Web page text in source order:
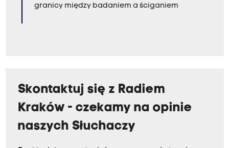
granicy między badaniem a ściganiem
Skontaktuj się z Radiem
Kraków - czekamy na opinie
naszych Słuchaczy